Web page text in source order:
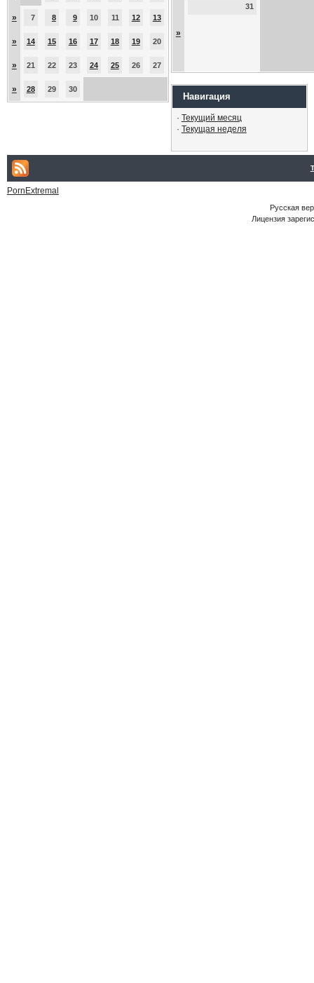
» 7 8 9 10 11 12 13
» 14 15 16 17 18 19 20
» 21 22 23 24 25 26 27
» 28 29 30
»
31
Навигация
· Текущий месяц
· Текущая неделя
PornExtremal
Русская
Лицензия